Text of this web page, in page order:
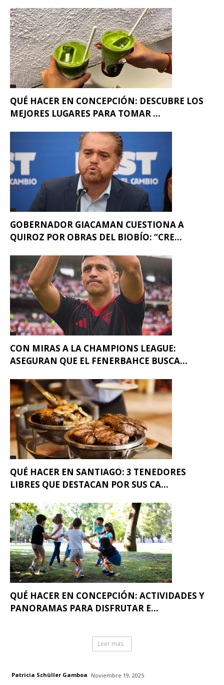
QUÉ HACER EN CONCEPCIÓN: DESCUBRE LOS
MEJORES LUGARES PARA TOMAR ...
GOBERNADOR GIACAMAN CUESTIONA A
QUIROZ POR OBRAS DEL BIOBÍO: “CRE...
CON MIRAS A LA CHAMPIONS LEAGUE:
ASEGURAN QUE EL FENERBAHCE BUSCA...
QUÉ HACER EN SANTIAGO: 3 TENEDORES
LIBRES QUE DESTACAN POR SUS CA...
QUÉ HACER EN CONCEPCIÓN: ACTIVIDADES Y
PANORAMAS PARA DISFRUTAR E...
Leer mas
Patricia Schüller Gamboa Noviembre 19, 2025